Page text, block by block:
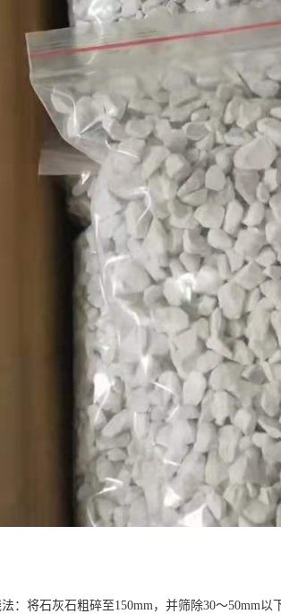
：将石灰石粗碎至150mm，并筛除30～50mm